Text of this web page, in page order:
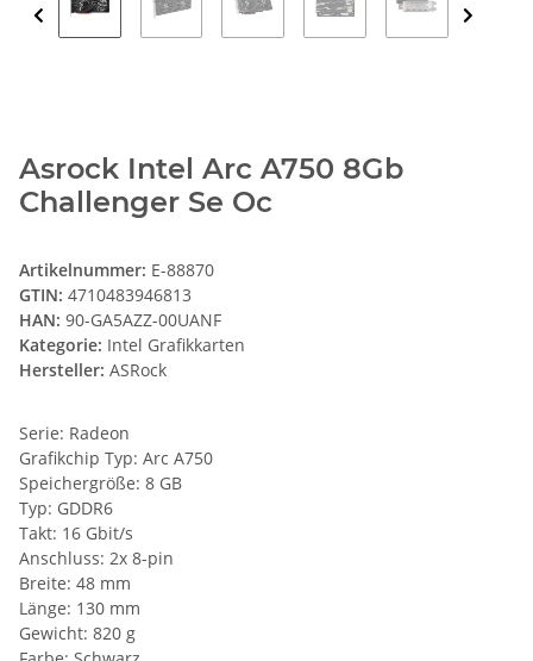
Asrock Intel Arc A750 8Gb
Challenger Se Oc
Artikelnummer: E-88870
GTIN: 4710483946813
HAN: 90-GA5AZZ-00UANF
Kategorie: Intel Grafikkarten
Hersteller: ASRock
Serie: Radeon
Grafikchip Typ: Arc A750
Speichergröße: 8 GB
Typ: GDDR6
Takt: 16 Gbit/s
Anschluss: 2x 8-pin
Breite: 48 mm
Länge: 130 mm
Gewicht: 820 g